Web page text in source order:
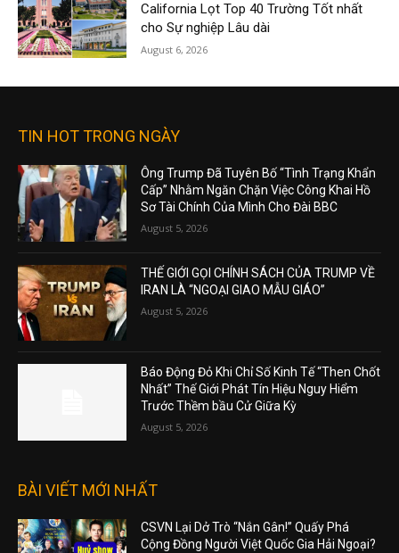
California Lọt Top 40 Trường Tốt nhất
cho Sự nghiệp Lâu dài
August 6, 2026
TIN HOT TRONG NGÀY
Ông Trump Đã Tuyên Bố “Tình Trạng Khẩn
Cấp” Nhằm Ngăn Chặn Việc Công Khai Hồ
Sơ Tài Chính Của Mình Cho Đài BBC
August 5, 2026
THẾ GIỚI GỌI CHÍNH SÁCH CỦA TRUMP VỀ
IRAN LÀ “NGOẠI GIAO MẪU GIÁO”
August 5, 2026
Báo Động Đỏ Khi Chỉ Số Kinh Tế “Then Chốt
Nhất” Thế Giới Phát Tín Hiệu Nguy Hiểm
Trước Thềm bầu Cử Giữa Kỳ
August 5, 2026
BÀI VIẾT MỚI NHẤT
CSVN Lại Dở Trò “Nắn Gân!” Quấy Phá
Cộng Đồng Người Việt Quốc Gia Hải Ngoại?